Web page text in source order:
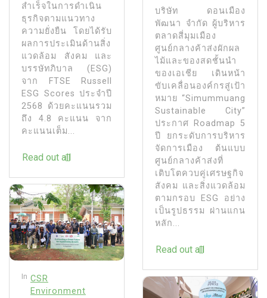
สำเร็จในการดำเนิน
ธุรกิจตามแนวทาง
ความยั่งยืน โดยได้รับ
ผลการประเมินด้านสิ่ง
แวดล้อม สังคม และ
บรรษัทภิบาล (ESG)
จาก FTSE Russell
ESG Scores ประจำปี
2568 ด้วยคะแนนรวม
ถึง 4.8 คะแนน จาก
คะแนนเต็ม...
Read out all
In CSR
Environment
บริษัท ดอนเมือง
พัฒนา จำกัด ผู้บริหาร
ตลาดสี่มุมเมือง
ศูนย์กลางค้าส่งผักผล
ไม้และของสดชั้นนำ
ของเอเชีย เดินหน้า
ขับเคลื่อนองค์กรสู่เป้า
หมาย “Simummuang
Sustainable City”
ประกาศ Roadmap 5
ปี ยกระดับการบริหาร
จัดการเมือง ต้นแบบ
ศูนย์กลางค้าส่งที่
เติบโตควบคู่เศรษฐกิจ
สังคม และสิ่งแวดล้อม
ตามกรอบ ESG อย่าง
เป็นรูปธรรม ผ่านแกน
หลัก...
Read out all